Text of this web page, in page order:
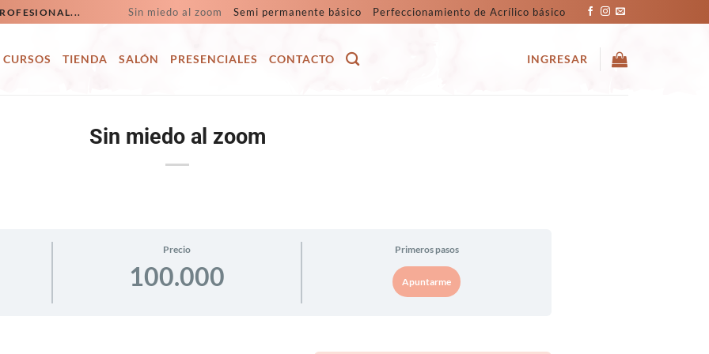
Sin miedo al zoom Semi permanente básico Perfeccionamiento de Acrílico básico
CURSOS TIENDA SALÓN PRESENCIALES CONTACTO INGRESAR
Sin miedo al zoom
Precio
100.000
Primeros pasos
Apuntarme